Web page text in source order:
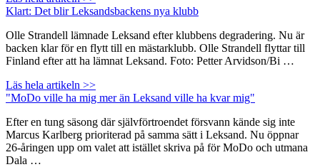
Klart: Det blir Leksandsbackens nya klubb
Olle Strandell lämnade Leksand efter klubbens degradering. Nu är
backen klar för en flytt till en mästarklubb. Olle Strandell flyttar till
Finland efter att ha lämnat Leksand. Foto: Petter Arvidson/Bi …
Läs hela artikeln >>
"MoDo ville ha mig mer än Leksand ville ha kvar mig"
Efter en tung säsong där självförtroendet försvann kände sig inte
Marcus Karlberg prioriterad på samma sätt i Leksand. Nu öppnar
26-åringen upp om valet att istället skriva på för MoDo och utmana
Dala …